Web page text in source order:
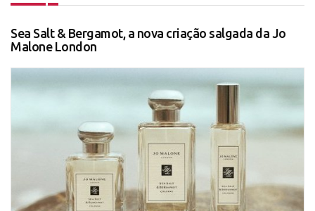
Sea Salt & Bergamot, a nova criação salgada da Jo
Malone London